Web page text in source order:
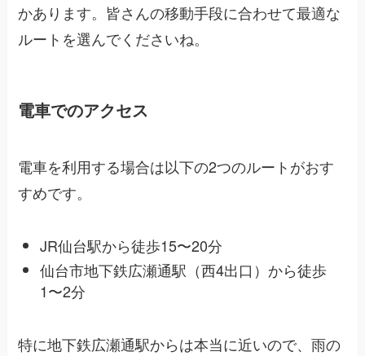
かあります。皆さんの移動手段に合わせて最適な
ルートを選んでくださいね。
電車でのアクセス
電車を利用する場合は以下の2つのルートがおす
すめです。
JR仙台駅から徒歩15〜20分
仙台市地下鉄広瀬通駅（西4出口）から徒歩
1〜2分
特に地下鉄広瀬通駅からは本当に近いので、雨の